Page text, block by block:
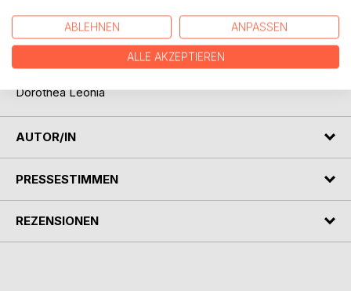
lieber Helmut, für dieses wundervolle Buch, Deine
gesegneten Worte, Deine immerwährende Liebe zu allem,
Dorothea Leonia
AUTOR/IN
PRESSESTIMMEN
REZENSIONEN
ABLEHNEN ANPASSEN
ALLE AKZEPTIEREN